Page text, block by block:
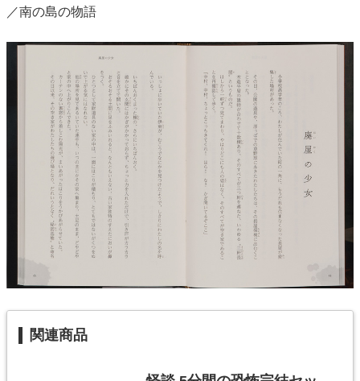
／南の島の物語
関連商品